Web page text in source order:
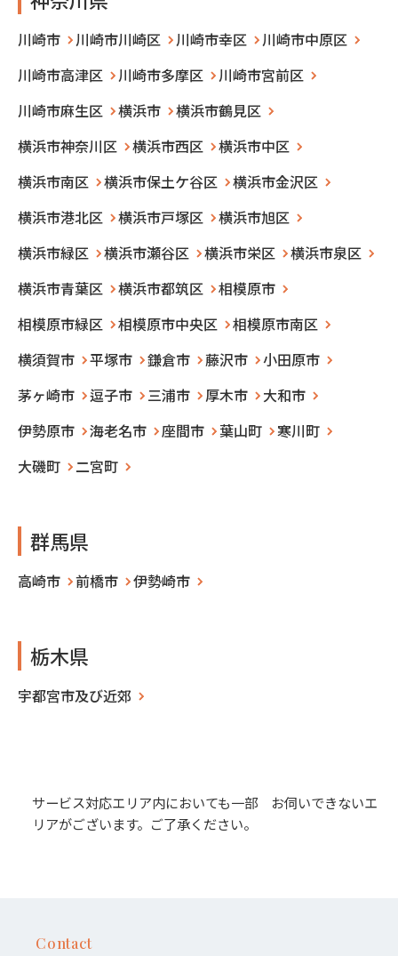
川崎市 川崎市川崎区 川崎市幸区
川崎市中原区
川崎市高津区
川崎市多摩区
川崎市宮前区
川崎市麻生区
横浜市
横浜市鶴見区
横浜市神奈川区
横浜市西区
横浜市中区
横浜市南区
横浜市保土ケ谷区
横浜市金沢区
横浜市港北区
横浜市戸塚区
横浜市旭区
横浜市緑区
横浜市瀬谷区 横浜市栄区
横浜市泉区
横浜市青葉区
横浜市都筑区
相模原市
相模原市緑区
相模原市中央区
相模原市南区
横須賀市
平塚市 鎌倉市 藤沢市
小田原市
茅ヶ崎市
逗子市 三浦市 厚木市
大和市
伊勢原市
海老名市 座間市 葉山町
寒川町
大磯町
二宮町
群馬県
高崎市 前橋市 伊勢崎市
栃木県
宇都宮市及び近郊
サービス対応エリア内においても一部 お伺いできないエ
リアがございます。ご了承ください。
Contact